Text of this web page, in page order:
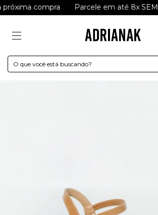
compra Parcele em até 8x SEM JUROS